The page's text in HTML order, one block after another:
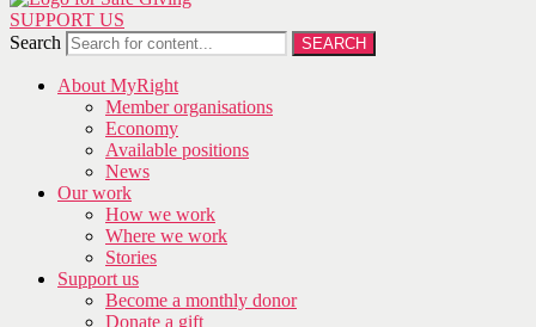
SUPPORT US
Search
SEARCH
About MyRight
Member organisations
Economy
Available positions
News
Our work
How we work
Where we work
Stories
Support us
Become a monthly donor
Donate a gift